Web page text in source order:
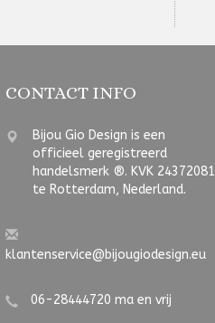
CONTACT INFO
Bijou Gio Design is een
officieel geregistreerd
handelsmerk ®. KVK 24372081
te Rotterdam, Nederland.
klantenservice@bijougiodesign.eu
06-28444720 ma en vrij